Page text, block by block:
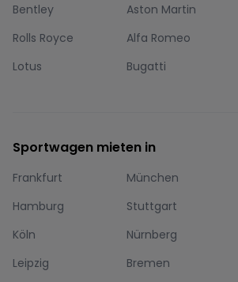
Bentley
Aston Martin
Rolls Royce
Alfa Romeo
Lotus
Bugatti
Sportwagen mieten in
Frankfurt München
Hamburg
Stuttgart
Köln
Nürnberg
Leipzig
Bremen